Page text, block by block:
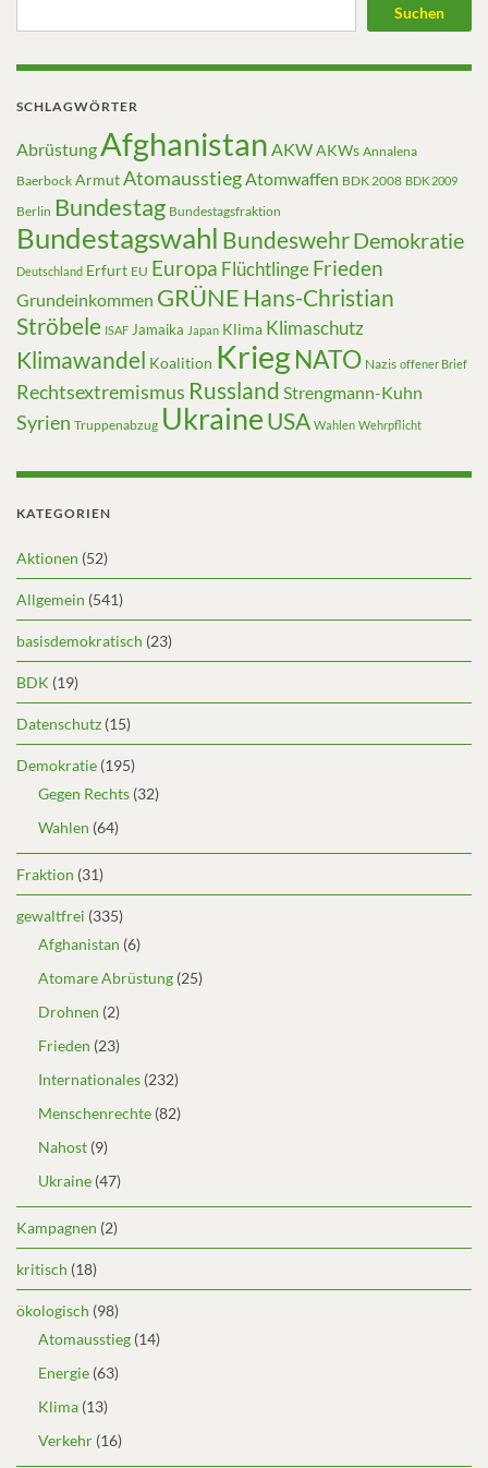
Suchen
SCHLAGWÖRTER
Abrüstung Afghanistan AKWAKWs Annalena
Baerbock ArmutAtomausstiegAtomwaffen BDK 2008 BDK 2009
Berlin Bundestag Bundestagsfraktion
Bundestagswahl BundeswehrDemokratie
Deutschland Erfurt EU Europa FlüchtlingeFrieden
Grundeinkommen GRÜNE Hans-Christian
Ströbele ISAF Jamaika Japan Klima Klimaschutz
Klimawandel Koalition KriegNATO Nazis offener Brief
Rechtsextremismus Russland Strengmann-Kuhn
Syrien Truppenabzug UkraineUSA Wahlen Wehrpflicht
KATEGORIEN
Aktionen (52)
Allgemein (541)
basisdemokratisch (23)
BDK (19)
Datenschutz (15)
Demokratie (195)
Gegen Rechts (32)
Wahlen (64)
Fraktion (31)
gewaltfrei (335)
Afghanistan (6)
Atomare Abrüstung (25)
Drohnen (2)
Frieden (23)
Internationales (232)
Menschenrechte (82)
Nahost (9)
Ukraine (47)
Kampagnen (2)
kritisch (18)
ökologisch (98)
Atomausstieg (14)
Energie (63)
Klima (13)
Verkehr (16)